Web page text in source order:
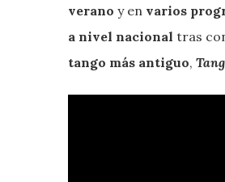
verano y en varios
a nivel nacional tras
tango más antiguo,